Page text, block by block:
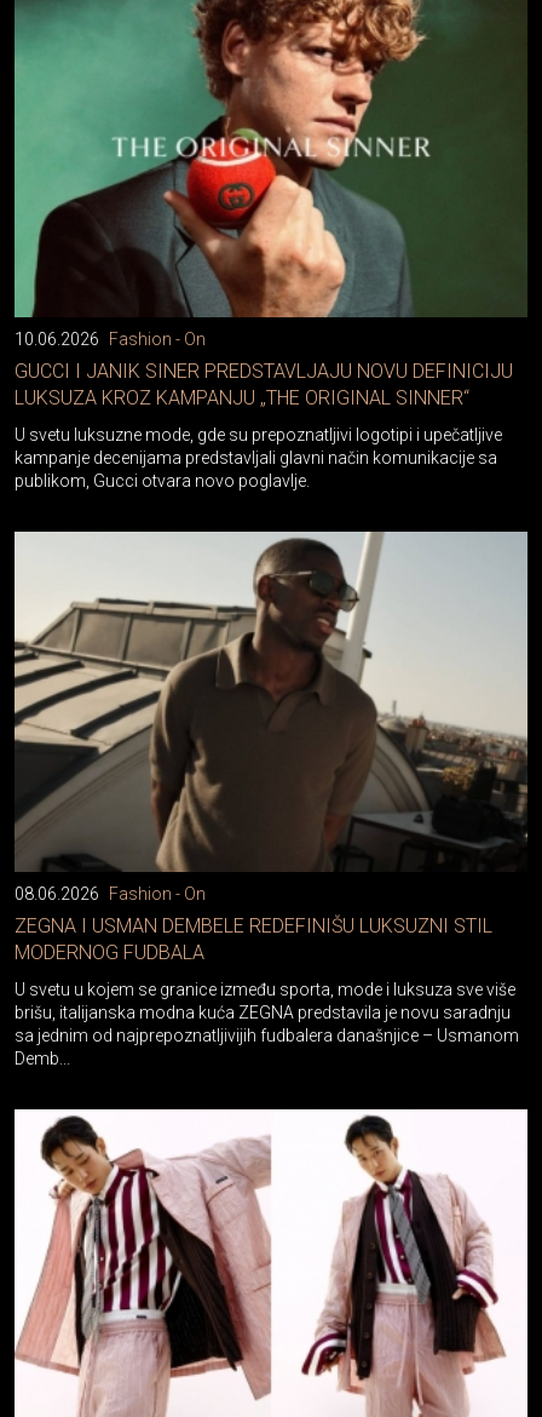
10.06.2026 Fashion - On
GUCCI I JANIK SINER PREDSTAVLJAJU NOVU DEFINICIJU
LUKSUZA KROZ KAMPANJU „THE ORIGINAL SINNER“
U svetu luksuzne mode, gde su prepoznatljivi logotipi i upečatljive
kampanje decenijama predstavljali glavni način komunikacije sa
publikom, Gucci otvara novo poglavlje.
08.06.2026 Fashion - On
ZEGNA I USMAN DEMBELE REDEFINIŠU LUKSUZNI STIL
MODERNOG FUDBALA
U svetu u kojem se granice između sporta, mode i luksuza sve više
brišu, italijanska modna kuća ZEGNA predstavila je novu saradnju
sa jednim od najprepoznatljivijih fudbalera današnjice – Usmanom
Demb...